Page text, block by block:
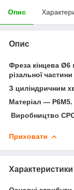
Опис
Опис
Фреза кінцева
різальної
З циліндричним
Матеріал — Р6М5.
Виробництво
Приховати
Характеристики